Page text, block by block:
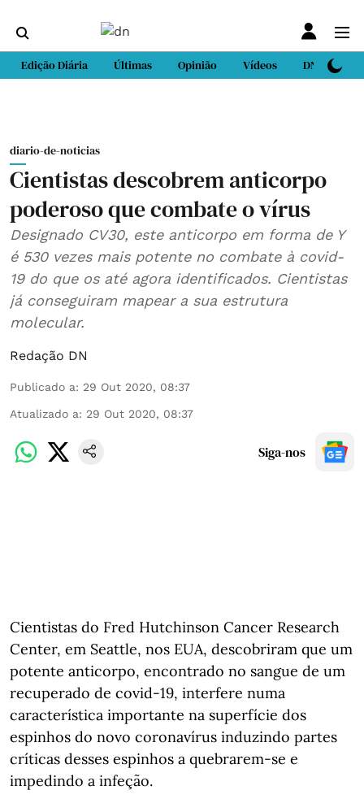
Edição Diária Últimas Opinião Vídeos DN Sport
diario-de-noticias
Cientistas descobrem anticorpo
poderoso que combate o vírus
Designado CV30, este anticorpo em forma de Y
é 530 vezes mais potente no combate à covid-
19 do que os até agora identificados. Cientistas
já conseguiram mapear a sua estrutura
molecular.
Redação DN
Publicado a: 29 Out 2020, 08:37
Atualizado a: 29 Out 2020, 08:37
Siga-nos
Cientistas do Fred Hutchinson Cancer Research
Center, em Seattle, nos EUA, descobriram que um
potente anticorpo, encontrado no sangue de um
recuperado de covid-19, interfere numa
característica importante na superfície dos
espinhos do novo coronavírus induzindo partes
críticas desses espinhos a quebrarem-se e
impedindo a infeção.